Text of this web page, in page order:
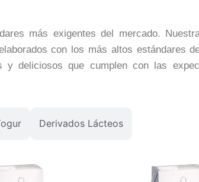
más exigentes del mercado.
con los más altos estándares
y deliciosos que cumplen con las
Derivados Lácteos